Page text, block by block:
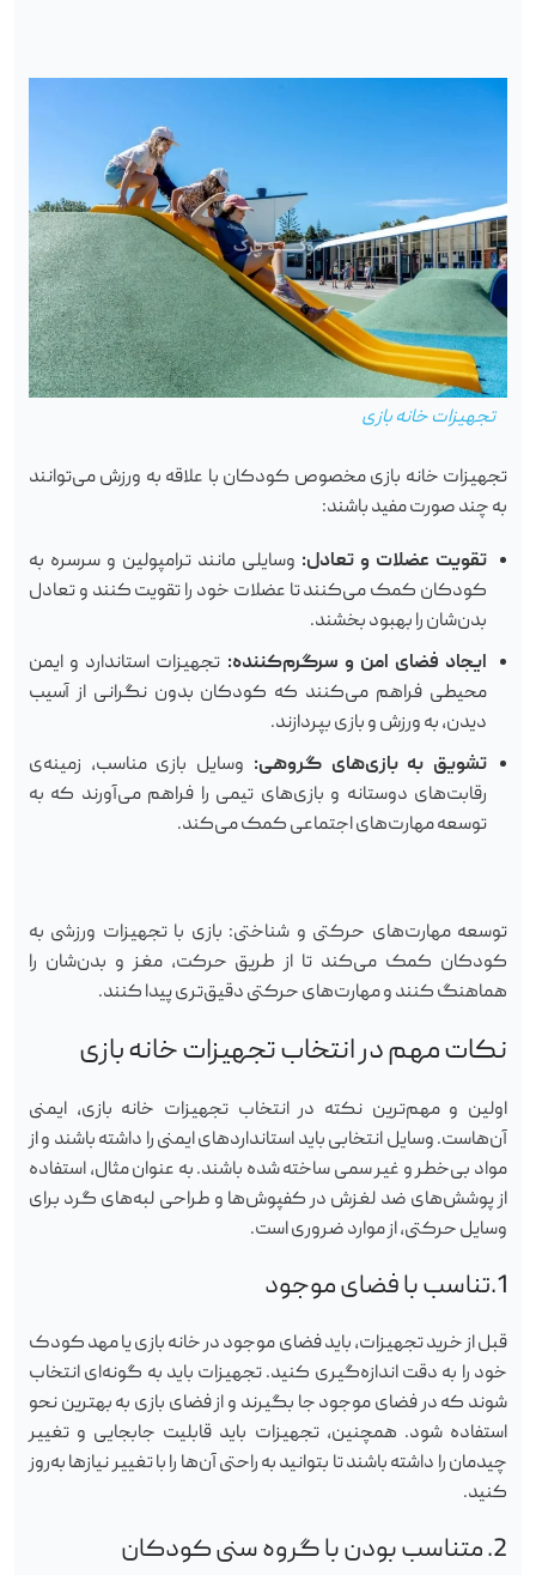
تجهیزات خانه بازی
تجهیزات خانه بازی مخصوص کودکان با علاقه به ورزش می‌توانند
به چند صورت مفید باشند:
تقویت عضلات و تعادل: وسایلی مانند ترامپولین و سرسره به
کودکان کمک می‌کنند تا عضلات خود را تقویت کنند و تعادل
بدن‌شان را بهبود بخشند.
ایجاد فضای امن و سرگرم‌کننده: تجهیزات استاندارد و ایمن
محیطی فراهم می‌کنند که کودکان بدون نگرانی از آسیب
دیدن، به ورزش و بازی بپردازند.
تشویق به بازی‌های گروهی: وسایل بازی مناسب، زمینه‌ی
رقابت‌های دوستانه و بازی‌های تیمی را فراهم می‌آورند که به
توسعه مهارت‌های اجتماعی کمک می‌کند.
توسعه مهارت‌های حرکتی و شناختی: بازی با تجهیزات ورزشی به
کودکان کمک می‌کند تا از طریق حرکت، مغز و بدن‌شان را
هماهنگ کنند و مهارت‌های حرکتی دقیق‌تری پیدا کنند.
نکات مهم در انتخاب تجهیزات خانه بازی
اولین و مهم‌ترین نکته در انتخاب تجهیزات خانه بازی، ایمنی
آن‌هاست. وسایل انتخابی باید استانداردهای ایمنی را داشته باشند و از
مواد بی‌خطر و غیر سمی ساخته شده باشند. به عنوان مثال، استفاده
از پوشش‌های ضد لغزش در کفپوش‌ها و طراحی لبه‌های گرد برای
وسایل حرکتی، از موارد ضروری است.
1.تناسب با فضای موجود
قبل از خرید تجهیزات، باید فضای موجود در خانه بازی یا مهد کودک
خود را به دقت اندازه‌گیری کنید. تجهیزات باید به گونه‌ای انتخاب
شوند که در فضای موجود جا بگیرند و از فضای بازی به بهترین نحو
استفاده شود. همچنین، تجهیزات باید قابلیت جابجایی و تغییر
چیدمان را داشته باشند تا بتوانید به راحتی آن‌ها را با تغییر نیازها به‌روز
کنید.
2. متناسب بودن با گروه سنی کودکان